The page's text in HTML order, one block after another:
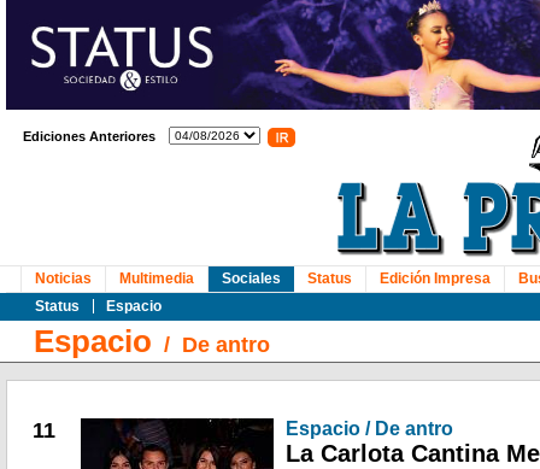
Ediciones Anteriores
Noticias Multimedia
Sociales
Status
Espacio
Status Edición Impresa
Espacio / De antro
11 Espacio / De antro
La Carlota Cantina